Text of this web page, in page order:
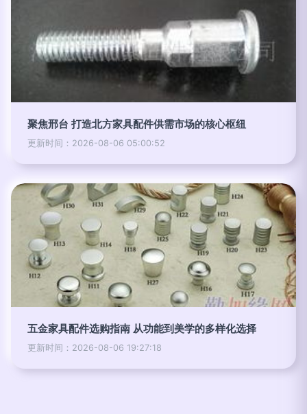
聚焦邢台 打造北方家具配件供需市场的核心枢纽
更新时间：2026-08-06 05:00:52
五金家具配件选购指南 从功能到美学的多样化选择
更新时间：2026-08-06 19:27:18